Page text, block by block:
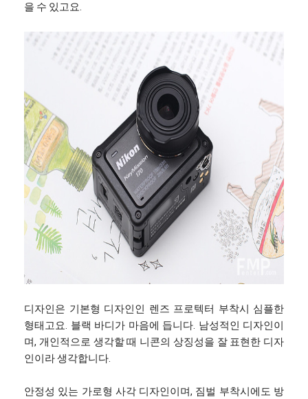
을 수 있고요.
디자인은 기본형 디자인인 렌즈 프로텍터 부착시 심플한
형태고요. 블랙 바디가 마음에 듭니다. 남성적인 디자인이
며, 개인적으로 생각할 때 니콘의 상징성을 잘 표현한 디자
인이라 생각합니다.
안정성 있는 가로형 사각 디자인이며, 짐벌 부착시에도 방